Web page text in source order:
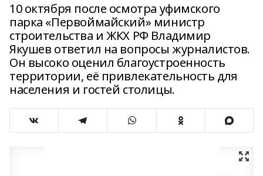
10 октября после осмотра уфимского
парка «Первоймайский» министр
строительства и ЖКХ РФ Владимир
Якушев ответил на вопросы журналистов.
Он высоко оценил благоустроенность
территории, её привлекательность для
населения и гостей столицы.